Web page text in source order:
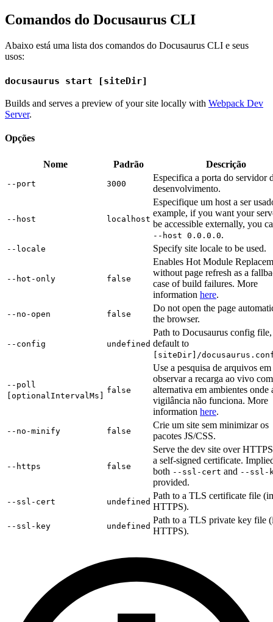
Comandos do Docusaurus CLI
Abaixo está uma lista dos comandos do Docusaurus CLI e seus
usos:
docusaurus start [siteDir]
Builds and serves a preview of your site locally with Webpack Dev
Server.
Opções
Nome Padrão Descrição
--port 3000
Especifica a porta do servidor
desenvolvimento.
--host localhost
Especifique um host a ser
example, if you want your
be accessible externally, you
--host 0.0.0.0.
--locale Specify site locale to be used.
--hot-only false
Enables Hot Module
without page refresh as a
case of build failures. More
information here.
--no-open false
Do not open the page
the browser.
--config undefined
Path to Docusaurus config file,
default to
[siteDir]/
--poll
[optionalIntervalMs]
false
Use a pesquisa de arquivos
observar a recarga ao vivo
alternativa em ambientes onde
vigilância não funciona. More
information here.
--no-minify false
Crie um site sem minimizar os
pacotes JS/CSS.
--https false
Serve the dev site over
a self-signed certificate.
both --ssl-cert and --ssl-
provided.
--ssl-cert undefined
Path to a TLS certificate file
HTTPS).
--ssl-key undefined
Path to a TLS private key file
HTTPS).